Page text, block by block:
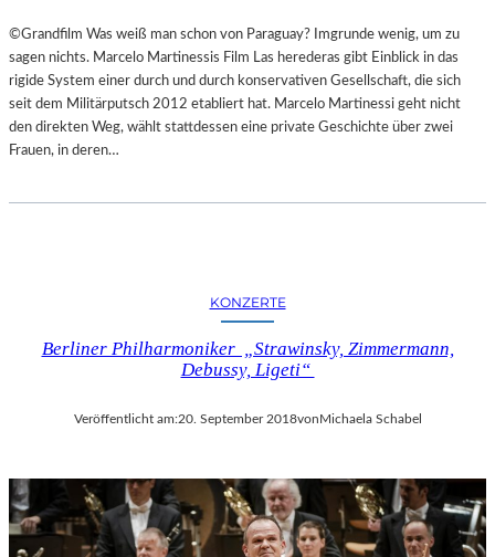
©Grandfilm Was weiß man schon von Paraguay? Imgrunde wenig, um zu
sagen nichts. Marcelo Martinessis Film Las herederas gibt Einblick in das
rigide System einer durch und durch konservativen Gesellschaft, die sich
seit dem Militärputsch 2012 etabliert hat. Marcelo Martinessi geht nicht
den direkten Weg, wählt stattdessen eine private Geschichte über zwei
Frauen, in deren…
KONZERTE
Berliner Philharmoniker „Strawinsky, Zimmermann,
Debussy, Ligeti“
Veröffentlicht am:20. September 2018vonMichaela Schabel